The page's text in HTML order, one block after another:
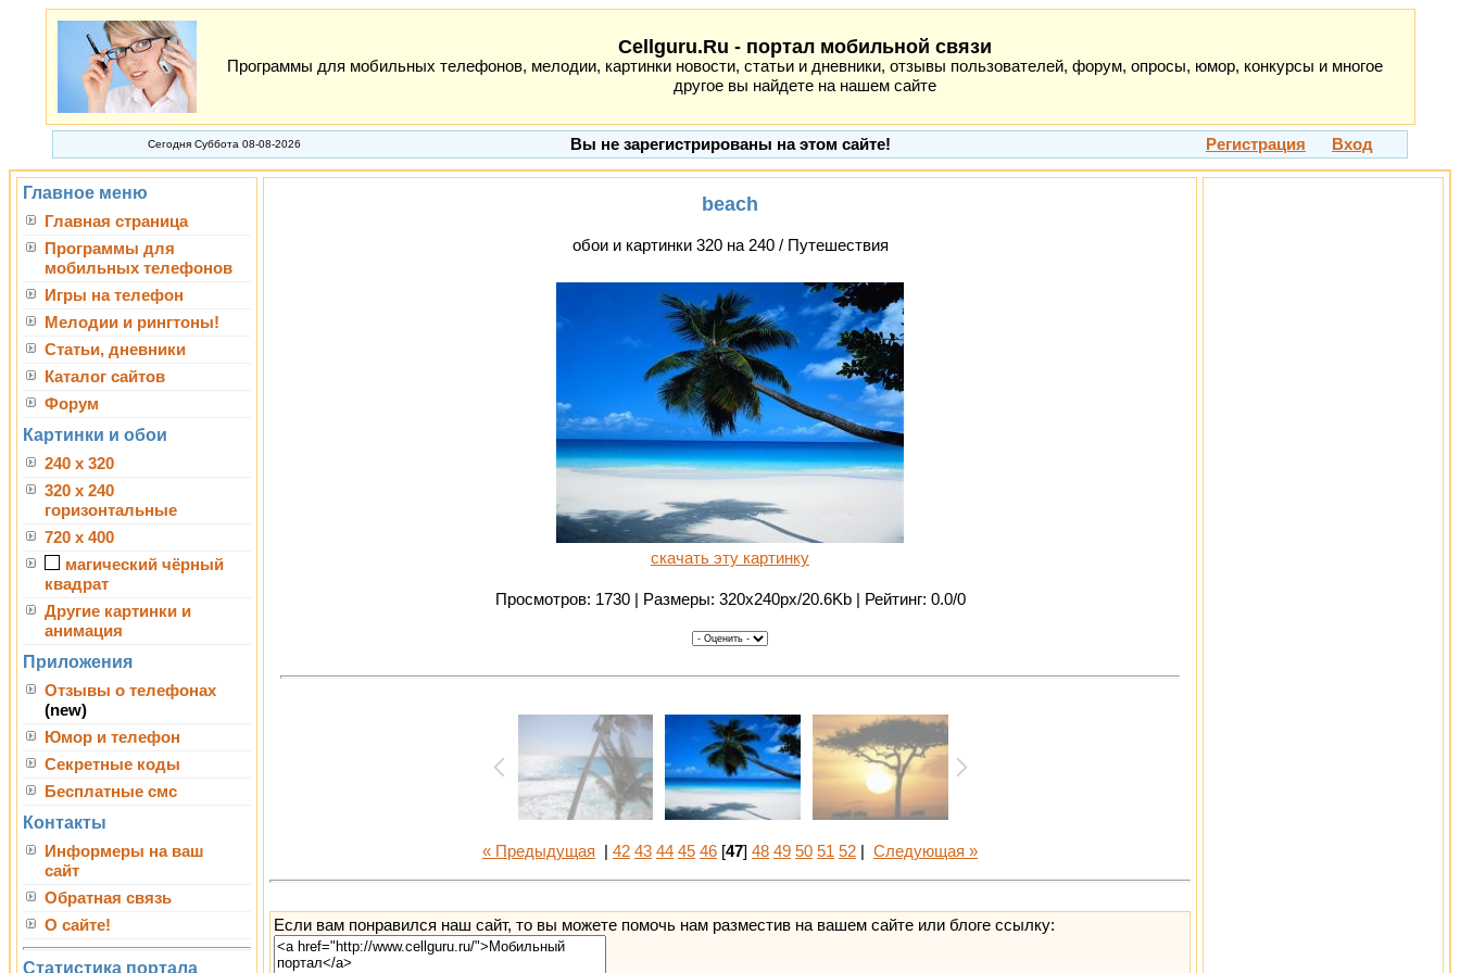
Cellguru.Ru - портал мобильной связи
Программы для мобильных телефонов, мелодии, картинки новости, статьи и дневники, отзывы пользователей, форум, опросы, юмор, конкурсы и многое
другое вы найдете на нашем сайте
Сегодня Суббота 08-08-2026 Вы не зарегистрированы на этом сайте! Регистрация Вход
Главное меню
Главная страница
Программы для
мобильных телефонов
Игры на телефон
Мелодии и рингтоны!
Статьи, дневники
Каталог сайтов
Форум
Картинки и обои
240 x 320
320 x 240
горизонтальные
720 x 400
магический чёрный
квадрат
Другие картинки и
анимация
Приложения
Отзывы о телефонах
(new)
Юмор и телефон
Секретные коды
Бесплатные смс
Контакты
Информеры на ваш
сайт
Обратная связь
О сайте!
Статистика портала
beach
обои и картинки 320 на 240 / Путешествия
скачать эту картинку
Просмотров: 1730 | Размеры: 320x240px/20.6Kb | Рейтинг: 0.0/0
« Предыдущая 42 43 44 45 46 [47] 48 49 50 51 52 Следующая »
Если вам понравился наш сайт, то вы можете помочь нам разместив на вашем сайте или блоге ссылку: